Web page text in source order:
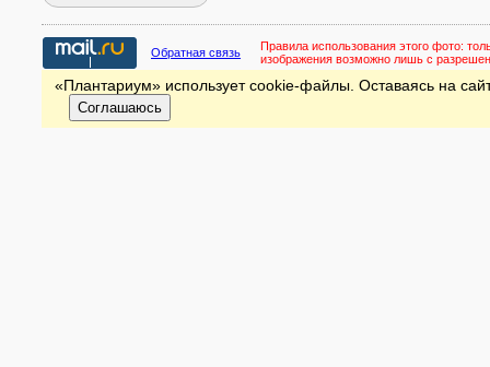
Обратная связь Правила использования этого фото:
изображения возможно лишь с
«Плантариум» использует cookie-файлы. Оставаясь на
Соглашаюсь